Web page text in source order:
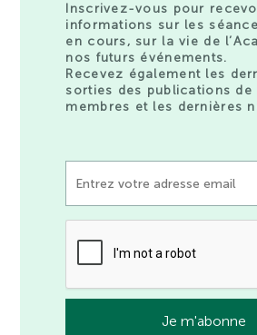
Inscrivez-vous pour
informations sur les
en cours, sur la vie de
nos futurs événements.
Recevez également les
sorties des publications de
membres et les dernières